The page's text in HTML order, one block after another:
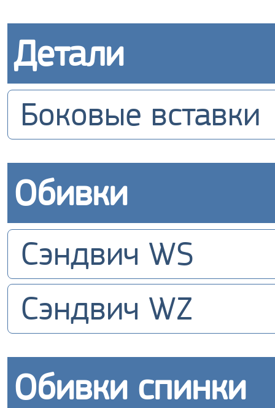
Детали
Боковые вставки
Обивки
Сэндвич WS
Сэндвич WZ
Обивки спинки